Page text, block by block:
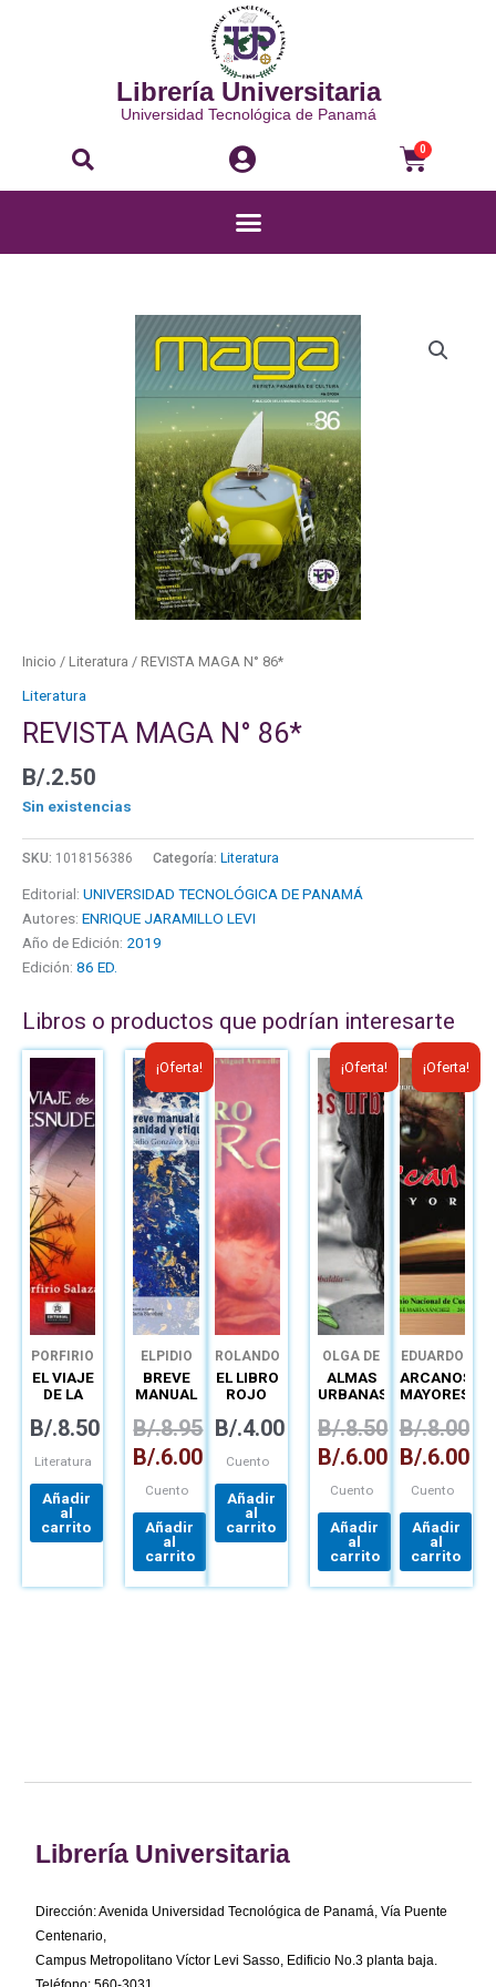
Librería Universitaria
Universidad Tecnológica de Panamá
Buscar 0
Menú
Inicio / Literatura / REVISTA MAGA N° 86*
Literatura
REVISTA MAGA N° 86*
B/.2.50
Sin existencias
SKU: 1018156386 Categoría: Literatura
Editorial: UNIVERSIDAD TECNOLÓGICA DE PANAMÁ
Autores: ENRIQUE JARAMILLO LEVI
Año de Edición: 2019
Edición: 86 ED.
Libros o productos que podrían interesarte
PORFIRIO
SALAZAR
EL VIAJE
DE LA
B/.8.50
Literatura
Añadir
al
carrito
¡Oferta!
ELPIDIO
GONZÁLEZ
BREVE
MANUAL
URBANIDAD
ETIQUETA
B/.8.95
El
precio
original
era:
B/.8.95.
B/.6.00
El
precio
actual
es:
B/.6.00.
Cuento
Añadir
al
carrito
ROLANDO
MIGUEL
ARMUELLES
EL LIBRO
ROJO
B/.4.00
Cuento
Añadir
al
carrito
¡Oferta!
OLGA DE
OBALDÍA
ALMAS
URBANAS
B/.8.50
El
precio
original
era:
B/.8.50.
B/.6.00
El
precio
actual
es:
B/.6.00.
Cuento
Añadir
al
carrito
¡Oferta!
EDUARDO
JASPE
LESCURE
ARCANOS
MAYORES
B/.8.00
El
precio
original
era:
B/.8.00.
B/.6.00
El
precio
actual
es:
B/
Cuento
Añadir
al
carrito
Librería Universitaria
Dirección: Avenida Universidad Tecnológica de Panamá, Vía Puente
Centenario,
Campus Metropolitano Víctor Levi Sasso, Edificio No.3 planta baja.